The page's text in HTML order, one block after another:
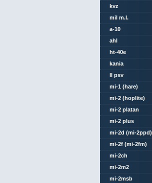
kvz
mil m.l.
a-10
ahl
ht-40e
kania
ll psv
mi-1 (hare)
mi-2 (hoplite)
mi-2 platan
mi-2 plus
mi-2d (mi-2ppd)
mi-2f (mi-2fm)
mi-2ch
mi-2m2
mi-2msb